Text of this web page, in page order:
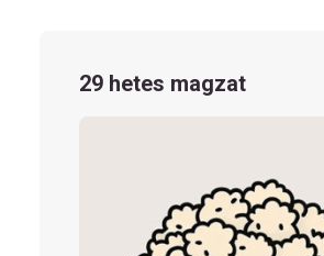
29 hetes magzat